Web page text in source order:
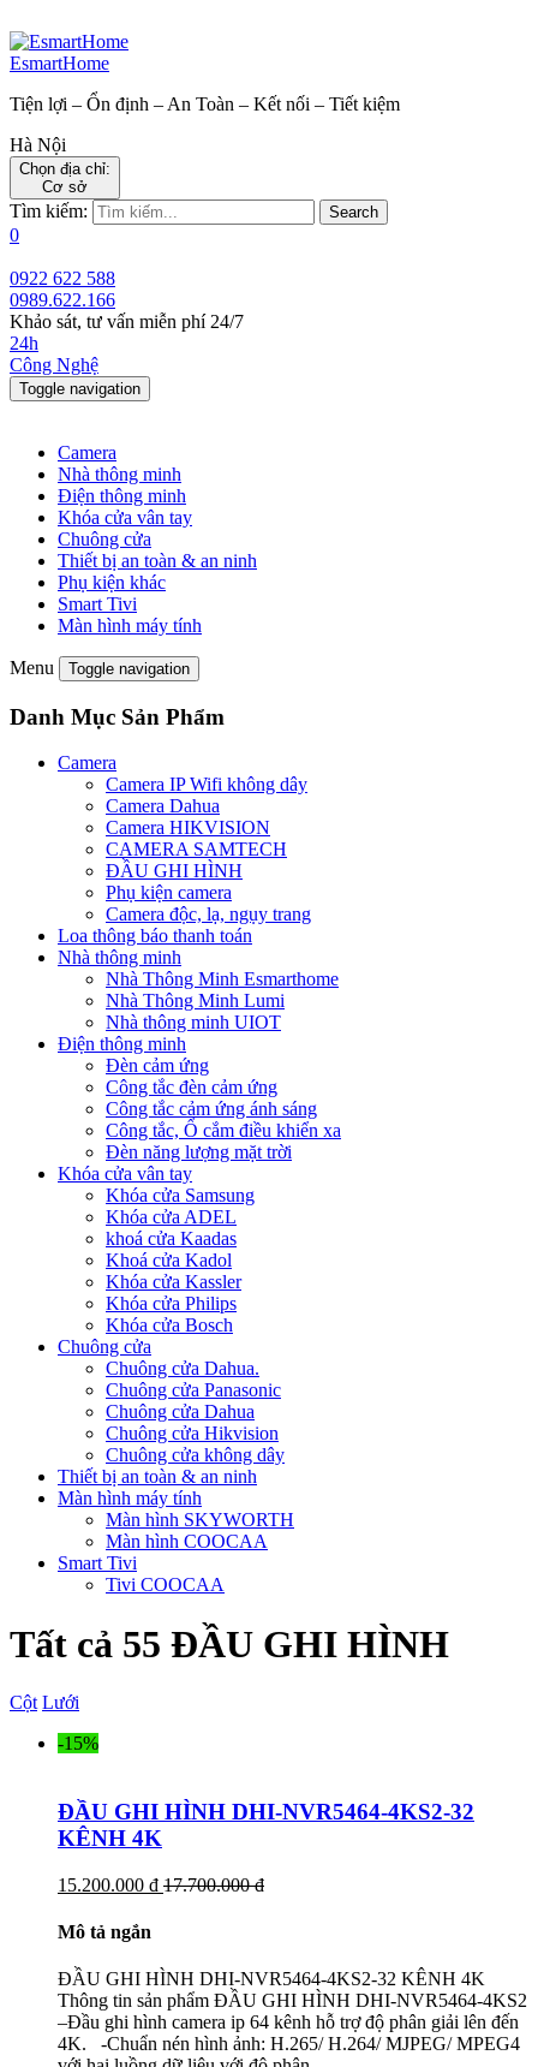
EsmartHome
Tiện lợi – Ổn định – An Toàn – Kết nối – Tiết kiệm
Hà Nội
Chọn địa chỉ:
Cơ sở
Tìm kiếm: Search
0
0922 622 588
0989.622.166
Khảo sát, tư vấn miễn phí 24/7
24h
Công Nghệ
Toggle navigation
Camera
Nhà thông minh
Điện thông minh
Khóa cửa vân tay
Chuông cửa
Thiết bị an toàn & an ninh
Phụ kiện khác
Smart Tivi
Màn hình máy tính
Menu Toggle navigation
Danh Mục Sản Phẩm
Camera
Camera IP Wifi không dây
Camera Dahua
Camera HIKVISION
CAMERA SAMTECH
ĐẦU GHI HÌNH
Phụ kiện camera
Camera độc, lạ, ngụy trang
Loa thông báo thanh toán
Nhà thông minh
Nhà Thông Minh Esmarthome
Nhà Thông Minh Lumi
Nhà thông minh UIOT
Điện thông minh
Đèn cảm ứng
Công tắc đèn cảm ứng
Công tắc cảm ứng ánh sáng
Công tắc, Ổ cắm điều khiển xa
Đèn năng lượng mặt trời
Khóa cửa vân tay
Khóa cửa Samsung
Khóa cửa ADEL
khoá cửa Kaadas
Khoá cửa Kadol
Khóa cửa Kassler
Khóa cửa Philips
Khóa cửa Bosch
Chuông cửa
Chuông cửa Dahua.
Chuông cửa Panasonic
Chuông cửa Dahua
Chuông cửa Hikvision
Chuông cửa không dây
Thiết bị an toàn & an ninh
Màn hình máy tính
Màn hình SKYWORTH
Màn hình COOCAA
Smart Tivi
Tivi COOCAA
Tất cả 55 ĐẦU GHI HÌNH
Cột Lưới
-15%
ĐẦU GHI HÌNH DHI-NVR5464-4KS2-32
KÊNH 4K
15.200.000 đ 17.700.000 đ
Mô tả ngắn
ĐẦU GHI HÌNH DHI-NVR5464-4KS2-32 KÊNH 4K
Thông tin sản phẩm ĐẦU GHI HÌNH DHI-NVR5464-4KS2
–Đầu ghi hình camera ip 64 kênh hỗ trợ độ phân giải lên đến
4K. -Chuẩn nén hình ảnh: H.265/ H.264/ MJPEG/ MPEG4